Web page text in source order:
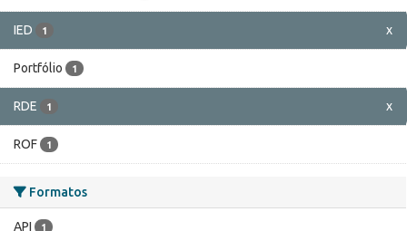
IED 1 x
Portfólio 1
RDE 1 x
ROF 1
Formatos
API 1